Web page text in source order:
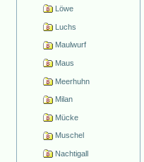
Löwe
Luchs
Maulwurf
Maus
Meerhuhn
Milan
Mücke
Muschel
Nachtigall